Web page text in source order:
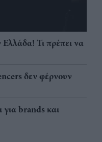
Τι πρέπει να
δεν φέρνουν
για brands και